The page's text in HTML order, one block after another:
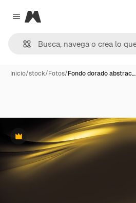
Close menu
Magnific
Inicio/stock/Fotos/Fondo dorado abstrac…
Premium